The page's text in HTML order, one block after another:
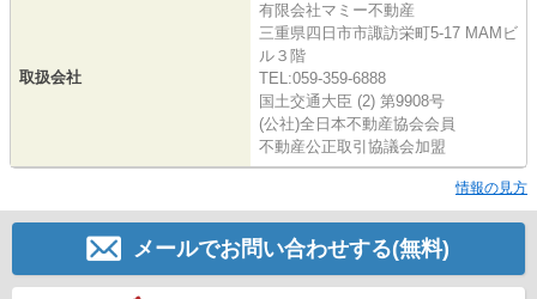
取扱会社
有限会社マミー不動産
三重県四日市市諏訪栄町5-17 MAMビ
ル３階
TEL:059-359-6888
国土交通大臣 (2) 第9908号
(公社)全日本不動産協会会員
不動産公正取引協議会加盟
情報の見方
メールでお問い合わせする(無料)